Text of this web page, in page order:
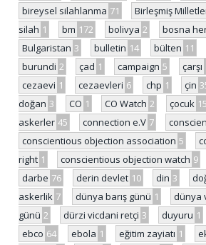
bireysel silahlanma 71 Birleşmiş
silah 1 bm 172 bolivya 2 bosna
Bulgaristan 3 bulletin 14 bülten 11
burundi 2 çad 1 campaign 5 çarşı
cezaevi 1 cezaevleri 6 chp 1 çin
doğan 3 CO 1 CO Watch 2 çocuk
askerler 45 connection e.V 7
conscientious objection association 5
right 1 conscientious objection watch 9
darbe 76 derin devlet 10 din 3
askerlik 7 dünya barış günü 1
dünya
günü 2 dürzi vicdani retçi 3 duyuru 1
ebco 64 ebola 1 eğitim zayiatı 1